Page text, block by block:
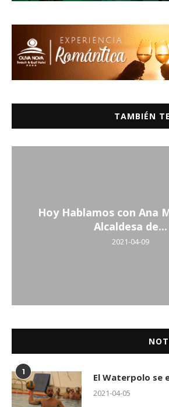
TAMBIÉN
Hoy Hablamos con Ana
Alcaldesa de...
2021-04-09
1 El Waterpolo se
2021-04-05